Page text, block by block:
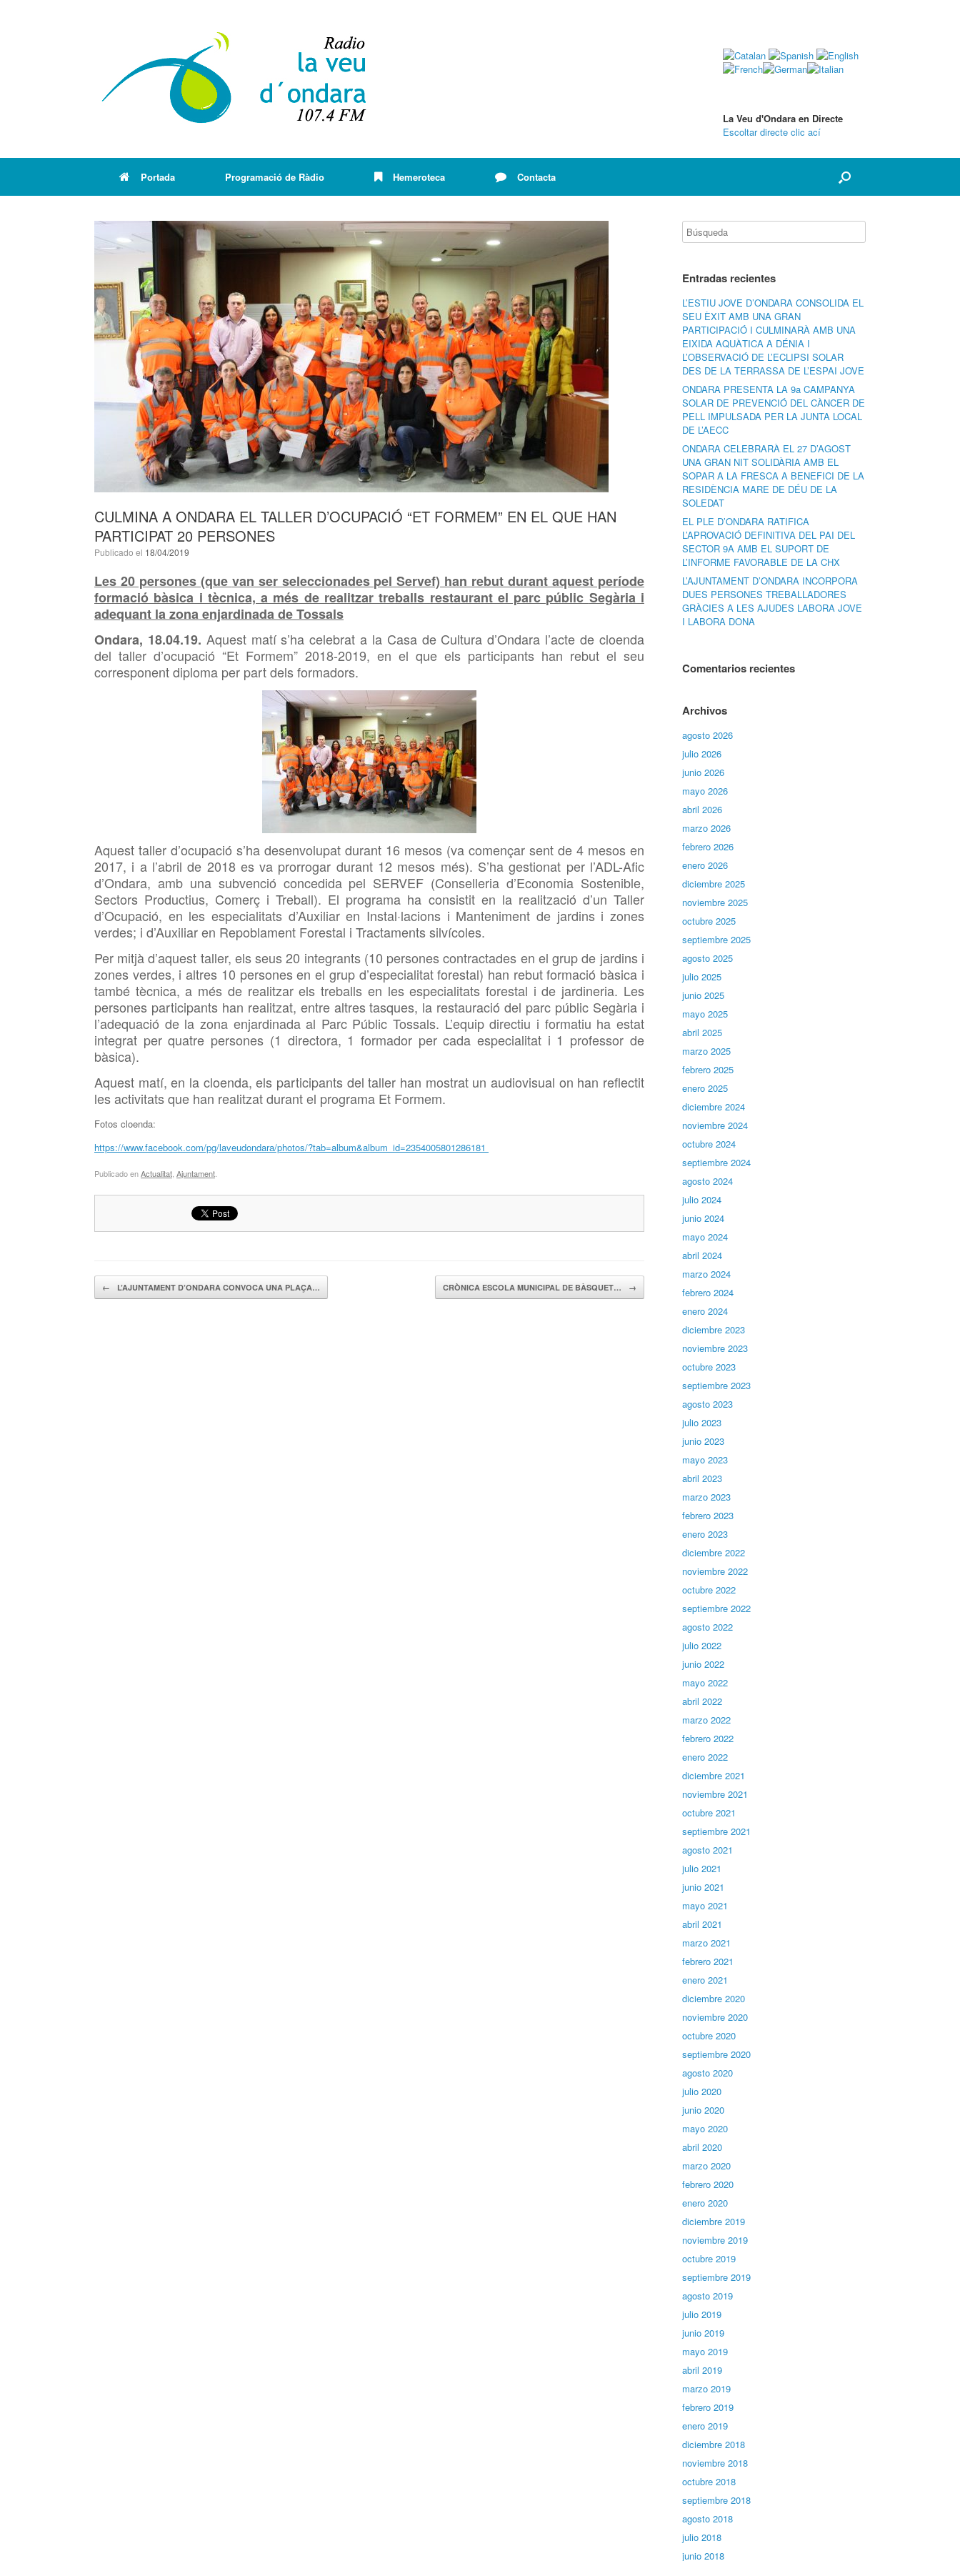
La Veu d'Ondara en Directe
Escoltar directe clic ací
Portada Programació de Ràdio Hemeroteca Contacta
CULMINA A ONDARA EL TALLER D’OCUPACIÓ “ET FORMEM” EN EL QUE HAN
PARTICIPAT 20 PERSONES
Publicado el 18/04/2019
Les 20 persones (que van ser seleccionades pel Servef) han rebut durant aquest període
formació bàsica i tècnica, a més de realitzar treballs restaurant el parc públic Segària i
adequant la zona enjardinada de Tossals
Ondara, 18.04.19. Aquestmatí s’ha celebrat a la Casa de Cultura d’Ondara l’acte de cloenda
del taller d’ocupació “Et Formem” 2018-2019, en el que els participants han rebut el seu
corresponent diploma per part dels formadors.
Aquest taller d’ocupació s’ha desenvolupat durant 16 mesos (va començar sent de 4 mesos en
2017, i a l’abril de 2018 es va prorrogar durant 12 mesos més). S’ha gestionat per l’ADL-Afic
d’Ondara, amb una subvenció concedida pel SERVEF (Conselleria d’Economia Sostenible,
Sectors Productius, Comerç iTreball). El programa ha consistit en la realització d’un Taller
d’Ocupació, en les especialitats d’Auxiliar en Instal·lacions i Manteniment de jardins i zones
verdes; i d’Auxiliar en Repoblament Forestal i Tractaments silvícoles.
Per mitjà d’aquest taller, els seus 20 integrants (10 persones contractades en el grup de jardins i
zones verdes, i altres 10 persones en el grup d’especialitat forestal) han rebut formació bàsica i
també tècnica, a més de realitzar els treballs en les especialitats forestal i de jardineria. Les
persones participants han realitzat, entre altres tasques, la restauració del parc públic Segària i
l’adequació de la zona enjardinada al Parc Públic Tossals. L’equip directiu i formatiu ha estat
integrat per quatre persones (1 directora, 1 formador per cada especialitat i 1 professor de
bàsica).
Aquest matí, en la cloenda, els participants del taller han mostrat un audiovisual on han reflectit
les activitats que han realitzat durant el programa Et Formem.
Fotos cloenda:
https://www.facebook.com/pg/laveudondara/photos/?tab=album&album_id=2354005801286181
Publicado enActualitat Ajuntament
Navegador de artículos
← L’AJUNTAMENT D’ONDARA CONVOCA UNA PLAÇA… CRÒNICA ESCOLA MUNICIPAL DE BÀSQUET… →
Entradas recientes
L’ESTIU JOVE D’ONDARA CONSOLIDA EL
SEU ÈXIT AMB UNA GRAN
PARTICIPACIÓ I CULMINARÀ AMB UNA
EIXIDA AQUÀTICA A DÉNIA I
L’OBSERVACIÓ DE L’ECLIPSI SOLAR
DES DE LA TERRASSA DE L’ESPAI JOVE
ONDARA PRESENTA LA 9a CAMPANYA
SOLAR DE PREVENCIÓ DEL CÀNCER DE
PELL IMPULSADA PER LA JUNTA LOCAL
DE L’AECC
ONDARA CELEBRARÀ EL 27 D’AGOST
UNA GRAN NIT SOLIDÀRIA AMB EL
SOPAR A LA FRESCA A BENEFICI DE LA
RESIDÈNCIA MARE DE DÉU DE LA
SOLEDAT
EL PLE D’ONDARA RATIFICA
L’APROVACIÓ DEFINITIVA DEL PAI DEL
SECTOR 9A AMB EL SUPORT DE
L’INFORME FAVORABLE DE LA CHX
L’AJUNTAMENT D’ONDARA INCORPORA
DUES PERSONES TREBALLADORES
GRÀCIES A LES AJUDES LABORA JOVE
I LABORA DONA
Comentarios recientes
Archivos
agosto 2026
julio 2026
junio 2026
mayo 2026
abril 2026
marzo 2026
febrero 2026
enero 2026
diciembre 2025
noviembre 2025
octubre 2025
septiembre 2025
agosto 2025
julio 2025
junio 2025
mayo 2025
abril 2025
marzo 2025
febrero 2025
enero 2025
diciembre 2024
noviembre 2024
octubre 2024
septiembre 2024
agosto 2024
julio 2024
junio 2024
mayo 2024
abril 2024
marzo 2024
febrero 2024
enero 2024
diciembre 2023
noviembre 2023
octubre 2023
septiembre 2023
agosto 2023
julio 2023
junio 2023
mayo 2023
abril 2023
marzo 2023
febrero 2023
enero 2023
diciembre 2022
noviembre 2022
octubre 2022
septiembre 2022
agosto 2022
julio 2022
junio 2022
mayo 2022
abril 2022
marzo 2022
febrero 2022
enero 2022
diciembre 2021
noviembre 2021
octubre 2021
septiembre 2021
agosto 2021
julio 2021
junio 2021
mayo 2021
abril 2021
marzo 2021
febrero 2021
enero 2021
diciembre 2020
noviembre 2020
octubre 2020
septiembre 2020
agosto 2020
julio 2020
junio 2020
mayo 2020
abril 2020
marzo 2020
febrero 2020
enero 2020
diciembre 2019
noviembre 2019
octubre 2019
septiembre 2019
agosto 2019
julio 2019
junio 2019
mayo 2019
abril 2019
marzo 2019
febrero 2019
enero 2019
diciembre 2018
noviembre 2018
octubre 2018
septiembre 2018
agosto 2018
julio 2018
junio 2018